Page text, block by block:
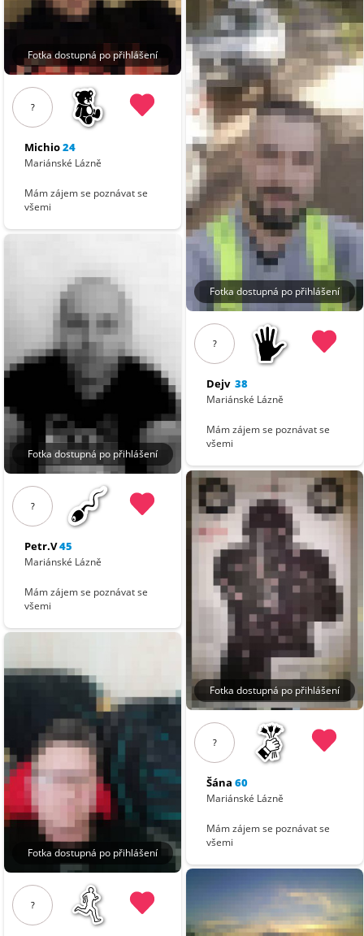
Fotka dostupná po přihlášení
?
Michio24
Mariánské Lázně
Mám zájem se poznávat se
všemi
Fotka dostupná po přihlášení
?
Petr.V45
Mariánské Lázně
Mám zájem se poznávat se
všemi
Fotka dostupná po přihlášení
?
Fotka dostupná po přihlášení
?
Dejv 38
Mariánské Lázně
Mám zájem se poznávat se
všemi
Fotka dostupná po přihlášení
?
Šána 60
Mariánské Lázně
Mám zájem se poznávat se
všemi